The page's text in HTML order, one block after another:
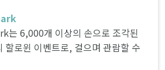
6,000개 이상의 손으로 조각된
할로윈 이벤트로, 걸으며 관람할 수